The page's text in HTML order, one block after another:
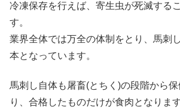
冷凍保存を行えば、寄生虫が死滅する
す。
業界全体では万全の体制をとり、馬刺
本となっています。
馬刺し自体も屠畜(とちく)の段階から
り、合格したものだけが食肉となりま